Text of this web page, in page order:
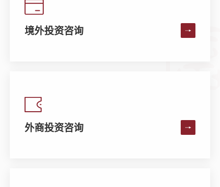
境外投资咨询
外商投资咨询